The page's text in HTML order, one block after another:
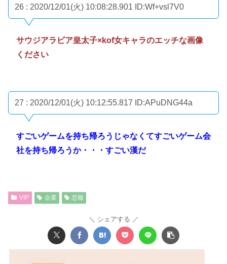
26 : 2020/12/01(火) 10:08:28.901 ID:Wf+vsl7V0
サウジアラビア皇太子×kof女キャラのエッチな画像
ください
27 : 2020/12/01(火) 10:12:55.817 ID:APuDNG44a
すごいゲームを持ち帰ろうじゃなくてすごいゲーム会
社を持ち帰ろうか・・・すごい漢だ
VIP 企業 悲報
シェアする